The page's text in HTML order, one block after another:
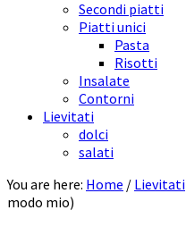
Secondi piatti
Piatti unici
Pasta
Risotti
Insalate
Contorni
Lievitati
dolci
salati
You are here: Home / Lievitati
modo mio)